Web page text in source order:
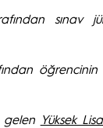
gelen Yüksek